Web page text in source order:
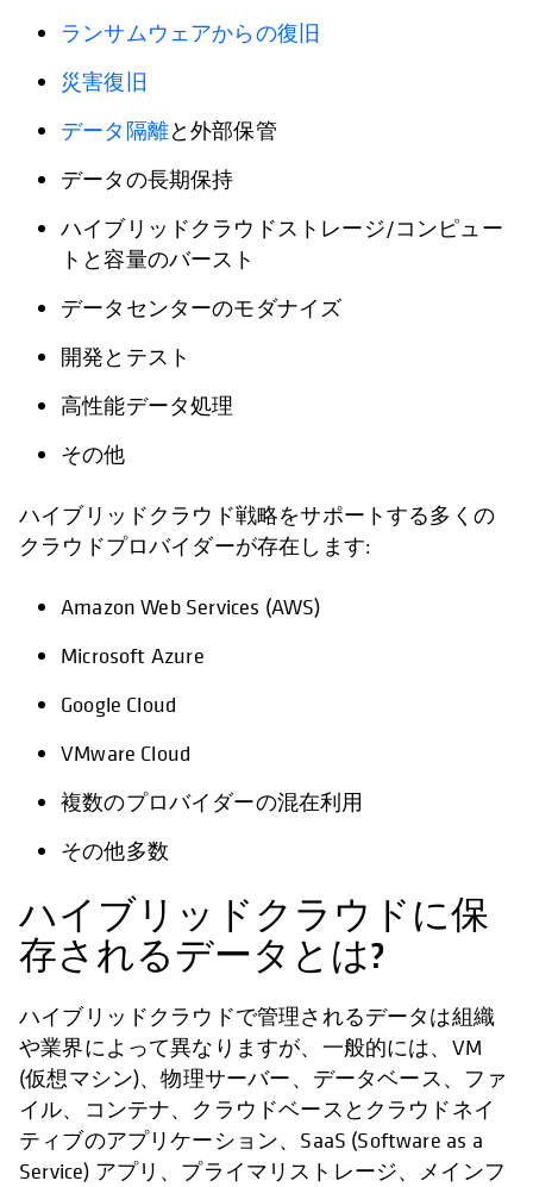
ランサムウェアからの復旧
災害復旧
データ隔離と外部保管
データの長期保持
ハイブリッドクラウドストレージ/コンピュー
トと容量のバースト
データセンターのモダナイズ
開発とテスト
高性能データ処理
その他
ハイブリッドクラウド戦略をサポートする多くの
クラウドプロバイダーが存在します:
Amazon Web Services (AWS)
Microsoft Azure
Google Cloud
VMware Cloud
複数のプロバイダーの混在利用
その他多数
ハイブリッドクラウドに保
存されるデータとは?
ハイブリッドクラウドで管理されるデータは組織
や業界によって異なりますが、一般的には、VM
(仮想マシン)、物理サーバー、データベース、ファ
イル、コンテナ、クラウドベースとクラウドネイ
ティブのアプリケーション、SaaS (Software as a
Service) アプリ、プライマリストレージ、メインフ